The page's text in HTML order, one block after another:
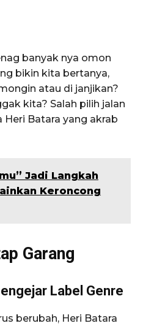
banyak nya omon
bikin kita bertanya,
atau di janjikan?
kita? Salah pilih jalan
Heri Batara yang akrab
Jadi Langkah
Keroncong
Garang
Label Genre
berubah, Heri Batara